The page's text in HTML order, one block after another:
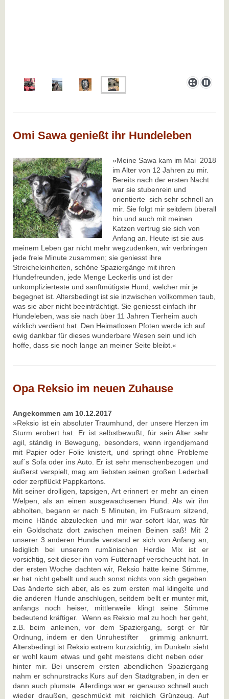
Omi Sawa genießt ihr Hundeleben
»Meine Sawa kam im Mai 2018
im Alter von 12 Jahren zu mir.
Bereits nach der ersten Nacht
war sie stubenrein und
orientierte sich sehr schnell an
mir. Sie folgt mir seitdem überall
hin und auch mit meinen
Katzen vertrug sie sich von
Anfang an. Heute ist sie aus
meinem Leben gar nicht mehr wegzudenken, wir verbringen
jede freie Minute zusammen; sie geniesst ihre
Streicheleinheiten, schöne Spaziergänge mit ihren
Hundefreunden, jede Menge Leckerlis und ist der
unkomplizierteste und sanftmütigste Hund, welcher mir je
begegnet ist. Altersbedingt ist sie inzwischen vollkommen taub,
was sie aber nicht beeinträchtigt. Sie geniesst einfach ihr
Hundeleben, was sie nach über 11 Jahren Tierheim auch
wirklich verdient hat. Den Heimatlosen Pfoten werde ich auf
ewig dankbar für dieses wunderbare Wesen sein und ich
hoffe, dass sie noch lange an meiner Seite bleibt.«
Opa Reksio im neuen Zuhause
Angekommen am 10.12.2017
»Reksio ist ein absoluter Traumhund, der unsere Herzen im
Sturm erobert hat. Er ist selbstbewußt, für sein Alter sehr
agil, ständig in Bewegung, besonders, wenn irgendjemand
mit Papier oder Folie knistert, und springt ohne Probleme
auf´s Sofa oder ins Auto. Er ist sehr menschenbezogen und
äußerst verspielt, mag am liebsten seinen großen Lederball
oder zerpflückt Pappkartons.
Mit seiner drolligen, tapsigen, Art erinnert er mehr an einen
Welpen, als an einen ausgewachsenen Hund. Als wir ihn
abholten, begann er nach 5 Minuten, im Fußraum sitzend,
meine Hände abzulecken und mir war sofort klar, was für
ein Goldschatz dort zwischen meinen Beinen saß! Mit 2
unserer 3 anderen Hunde verstand er sich von Anfang an,
lediglich bei unserem rumänischen Herdie Mix ist er
vorsichtig, seit dieser ihn vom Futternapf verscheucht hat. In
der ersten Woche dachten wir, Reksio hätte keine Stimme,
er hat nicht gebellt und auch sonst nichts von sich gegeben.
Das änderte sich aber, als es zum ersten mal klingelte und
die anderen Hunde anschlugen, seitdem bellt er munter mit,
anfangs noch heiser, mittlerweile klingt seine Stimme
bedeutend kräftiger. Wenn es Reksio mal zu hoch her geht,
z.B. beim anleinen, vor dem Spaziergang, sorgt er für
Ordnung, indem er den Unruhestifter grimmig anknurrt.
Altersbedingt ist Reksio extrem kurzsichtig, im Dunkeln sieht
er wohl kaum etwas und geht meistens dicht neben oder
hinter mir. Bei unserem ersten abendlichen Spaziergang
nahm er schnurstracks Kurs auf den Stadtgraben, in den er
dann auch plumste. Allerdings war er genauso schnell auch
wieder draußen, geschmückt mit reichlich Grünzeug. Auf